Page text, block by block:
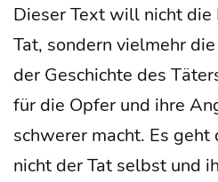
Die­ser Text will nicht
Tat, son­dern viel­mehr
der Geschich­te des
für die Opfer und ihre
schwe­rer macht. Es geht
nicht der Tat selbst und